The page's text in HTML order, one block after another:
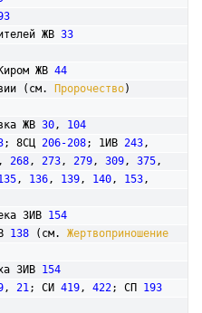
ЖВ
33
ЖВ
44
(см.
Пророчество)
ЖВ
30, 104
; 8СЦ 206-208; 1ИВ 243
, 268, 273, 279, 309, 375
, 136, 139, 140, 153
3ИВ
154
138 (см. Жертвоприношение
3ИВ
154
, 21; СИ 419, 422; СП 193